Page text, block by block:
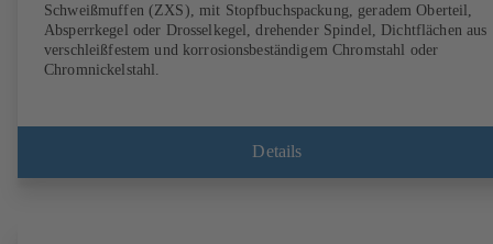
Schweißmuffen (ZXS), mit Stopfbuchspackung, geradem Oberteil,
Absperrkegel oder Drosselkegel, drehender Spindel, Dichtflächen aus
verschleißfestem und korrosionsbeständigem Chromstahl oder
Chromnickelstahl.
Details